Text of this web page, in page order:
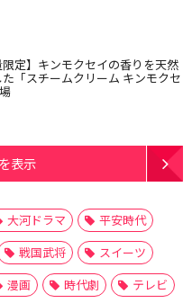
限定】キンモクセイの香りを天然
「スチームクリーム キンモクセ
表示
大河ドラマ
平安時代
戦国武将
スイーツ
漫画 時代劇
テレビ